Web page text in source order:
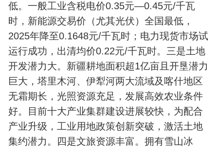
低。一般工业含税电价0.35元—0.45元/千瓦
时，新能源交易价（尤其光伏）‌全国最低‌，
2025年降至0.1648元/千瓦时；电力现货市场试
运行成功，出清均价‌0.22元/千瓦时。三是土地
开发潜力大。新疆耕地面积超1亿亩且开垦潜力
巨大，塔里木河、伊犁河两大流域及喀什地区
无霜期长，光照资源充足，发展高效农业条件
好。目前十大产业集群建设进展较快，为配合
产业升级，工业用地政策创新突破，激活土地
集约潜力。四是文旅资源丰富。拥有雪山冰